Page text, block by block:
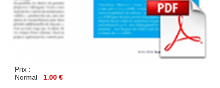
Prix :
Normal
1.00 €